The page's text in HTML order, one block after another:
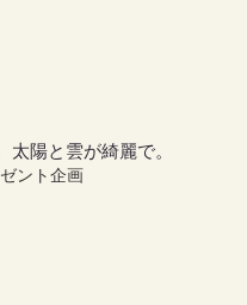
ント企画
太陽と雲が綺麗で。